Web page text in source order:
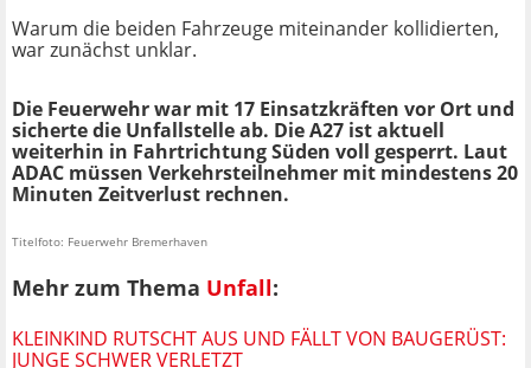
Warum die beiden Fahrzeuge miteinander kollidierten,
war zunächst unklar.
Die Feuerwehr war mit 17 Einsatzkräften vor Ort und
sicherte die Unfallstelle ab. Die A27 ist aktuell
weiterhin in Fahrtrichtung Süden voll gesperrt. Laut
ADAC müssen Verkehrsteilnehmer mit mindestens 20
Minuten Zeitverlust rechnen.
Titelfoto: Feuerwehr Bremerhaven
Mehr zum Thema Unfall:
KLEINKIND RUTSCHT AUS UND FÄLLT VON BAUGERÜST:
JUNGE SCHWER VERLETZT